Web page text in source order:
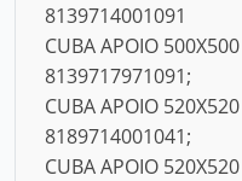
8139714001091
CUBA APOIO
8139717971091;
CUBA APOIO
8189714001041;
CUBA APOIO